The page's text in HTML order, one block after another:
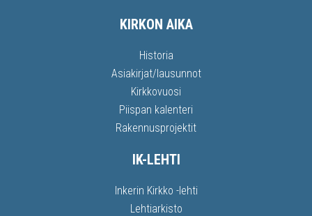
KIRKON AIKA
Historia
Asiakirjat/lausunnot
Kirkkovuosi
Piispan kalenteri
Rakennusprojektit
IK-LEHTI
Inkerin Kirkko -lehti
Lehtiarkisto